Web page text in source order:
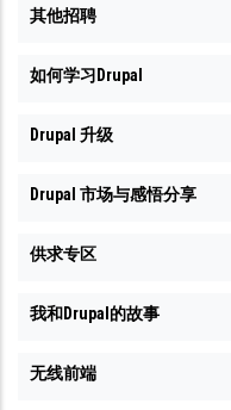
去
我
想
跳
其他招聘
如何学习Drupal
Drupal 升级
Drupal 市场与感悟分享
供求专区
我和Drupal的故事
无线前端